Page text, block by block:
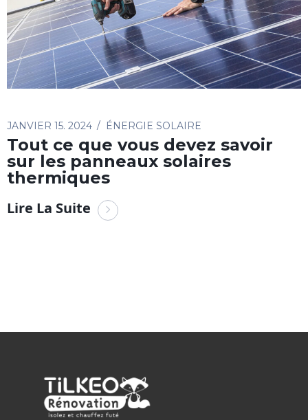
JANVIER 15. 2024 ÉNERGIE SOLAIRE
Tout ce que vous devez savoir
sur les panneaux solaires
thermiques
Lire La Suite